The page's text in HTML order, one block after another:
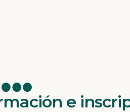
e